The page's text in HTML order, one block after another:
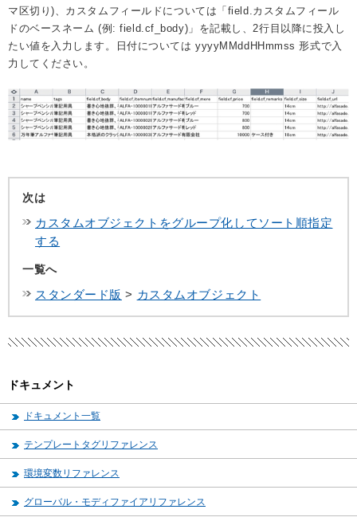
マ区切り)、カスタムフィールドについては「field.カスタムフィール
ドのベースネーム (例: field.cf_body)」を記載し、2行目以降に投入し
たい値を入力します。日付については yyyyMMddHHmmss 形式で入
力してください。
次は
カスタムオブジェクトをグループ化してソート順指定
する
一覧へ
スタンダード版 > カスタムオブジェクト
ドキュメント
ドキュメント一覧
テンプレートタグリファレンス
環境変数リファレンス
グローバル・モディファイアリファレンス